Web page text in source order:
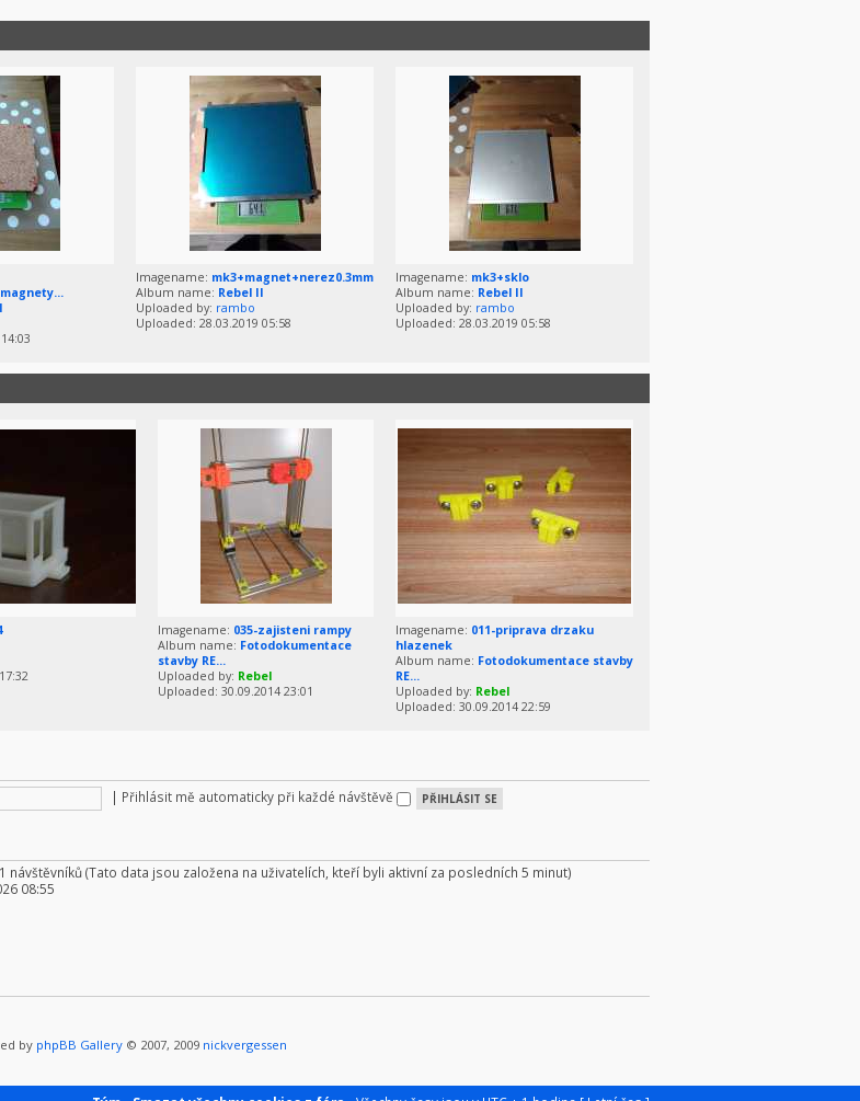
Imagename: mk3+magnet+nerez0.3mm
Album name: Rebel II
Uploaded by: rambo
Uploaded: 28.03.2019 05:58
Imagename: mk3+sklo
Album name: Rebel II
Uploaded by: rambo
Uploaded: 28.03.2019 05:58
Imagename: 035-zajisteni rampy
Album name: Fotodokumentace
stavby RE...
Uploaded by: Rebel
Uploaded: 30.09.2014 23:01
Imagename: 011-priprava drzaku
hlazenek
Album name: Fotodokumentace stavby
RE...
Uploaded by: Rebel
Uploaded: 30.09.2014 22:59
| Přihlásit mě automaticky při každé návštěvě
návštěvníků (Tato data jsou založena na uživatelích, kteří byli aktivní za posledních 5 minut)
08:55
by phpBB Gallery © 2007, 2009 nickvergessen